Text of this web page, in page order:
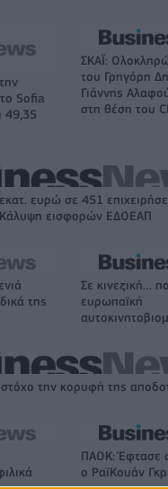
Sofia
49,35
ΣΚΑΪ:
του Γρηγόρη
Γιάννης
στη θέση του
ευρώ σε 451
εισφορών ΕΔΟΕΑΠ
της
Σε κινεζική…
ευρωπαϊκή
την κορυφή της
ΠΑΟΚ: Έφτασε
ο ΡαϊΚουάν